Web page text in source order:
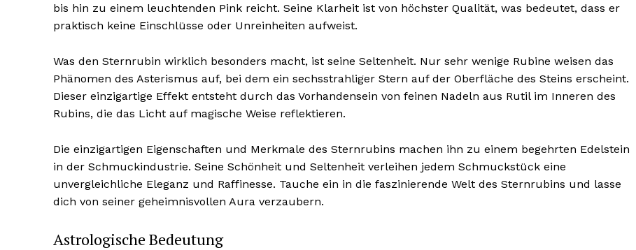
bis hin zu einem leuchtenden Pink reicht. Seine Klarheit ist von höchster Qualität, was bedeutet, dass er
praktisch keine Einschlüsse oder Unreinheiten aufweist.
Was den Sternrubin wirklich besonders macht, ist seine Seltenheit. Nur sehr wenige Rubine weisen das
Phänomen des Asterismus auf, bei dem ein sechsstrahliger Stern auf der Oberfläche des Steins erscheint.
Dieser einzigartige Effekt entsteht durch das Vorhandensein von feinen Nadeln aus Rutil im Inneren des
Rubins, die das Licht auf magische Weise reflektieren.
Die einzigartigen Eigenschaften und Merkmale des Sternrubins machen ihn zu einem begehrten Edelstein
in der Schmuckindustrie. Seine Schönheit und Seltenheit verleihen jedem Schmuckstück eine
unvergleichliche Eleganz und Raffinesse. Tauche ein in die faszinierende Welt des Sternrubins und lasse
dich von seiner geheimnisvollen Aura verzaubern.
Astrologische Bedeutung